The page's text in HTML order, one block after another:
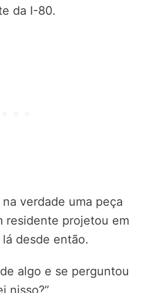
da I-80.
verdade uma peça
residente projetou em
desde então.
algo e se perguntou